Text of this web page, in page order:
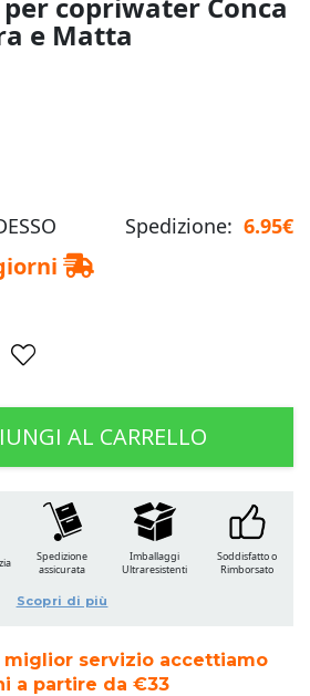
copriwater Conca
e Matta
Spedizione: 6.95€
AL CARRELLO
miglior servizio accettiamo
a partire da €33
Spedizione
assicurata
Imballaggi
Ultraresistenti
Soddisfatto o
Rimborsato
Scopri di più